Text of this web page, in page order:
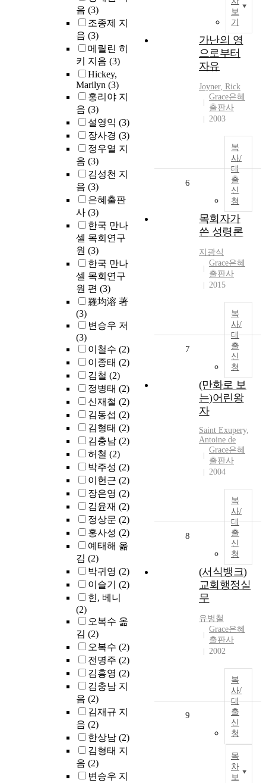
음 (3)
조종제 지
음 (3)
메릴린 히
키 지음 (3)
Hickey,
Marilyn (3)
홍리야 지
음 (3)
설영익 (3)
장사경 (3)
정우열 지
음 (3)
김성천 지
음 (3)
은혜출판
사 (3)
한국 만나
셀 목회연구
원 (3)
한국 만나
셀 목회연구
원 편 (3)
羅均溶 著
(3)
변승우 저
(3)
이철수 (2)
이종태 (2)
김철 (2)
정병태 (2)
신재철 (2)
김동섭 (2)
김형태 (2)
김충남 (2)
허철 (2)
박주성 (2)
이헌근 (2)
장은영 (2)
김윤재 (2)
정상문 (2)
홍사성 (2)
예태해 옮
김 (2)
박귀영 (2)
이슬기 (2)
힌, 베니
(2)
오복수 옮
김 (2)
오복수 (2)
전명주 (2)
김흥영 (2)
김충남 지
음 (2)
김재규 지
음 (2)
한상남 (2)
김형태 지
음 (2)
변승우 지
보
기
가난의 영
으로부터
자유
Joyner, Rick
Grace은혜
출판사
2003
복
사/
대
출
신
청
6
목회자가
쓴 성령론
지광식
Grace은혜
출판사
2015
복
사/
대
출
신
청
7
(만화로 보
는)어린왕
자
Saint Exupery,
Antoine de
Grace은혜
출판사
2004
복
사/
대
출
신
청
8
(서식뱅크)
교회행정실
무
유병철
Grace은혜
출판사
2002
복
사/
대
출
신
청
목
차
보
9